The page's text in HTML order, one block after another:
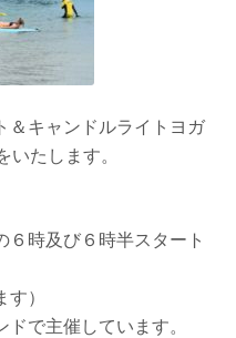
＆キャンドルライトヨガ
たします。
時及び６時半スタート
）
で主催しています。